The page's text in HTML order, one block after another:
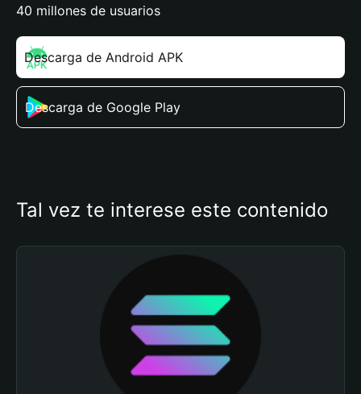
40 millones de usuarios
Descarga de Android APK
Descarga de Google Play
Tal vez te interese este contenido